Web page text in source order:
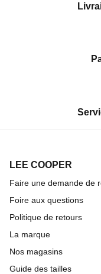
LEE COOPER
Faire une demande de
Foire aux questions
Politique de retours
La marque
Nos magasins
Guide des tailles